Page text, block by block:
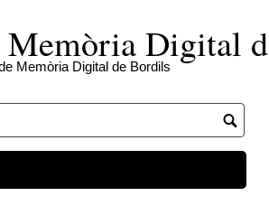
Memòria Digital
Memòria Digital de Bordils